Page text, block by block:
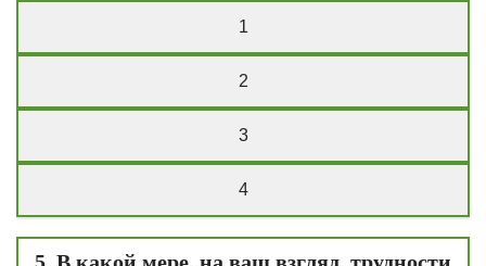
1
2
3
4